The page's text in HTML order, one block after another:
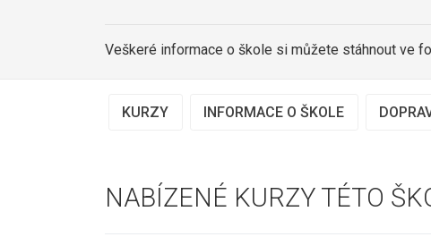
Veškeré informace o škole si můžete stáhnout ve
KURZY INFORMACE O ŠKOLE
NABÍZENÉ KURZY TÉTO